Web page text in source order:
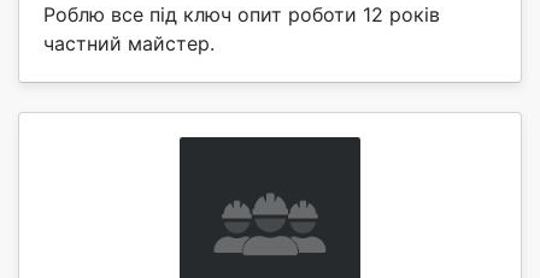
Роблю все під ключ опит роботи 12 років
частний майстер.